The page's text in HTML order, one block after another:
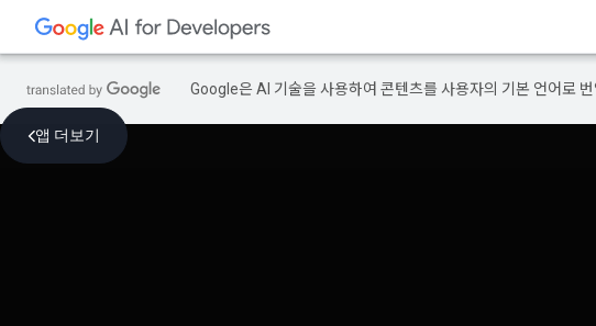
Google은 AI 기술을 사용하여 콘텐츠를 사용자의 기본 언어로
앱 더보기